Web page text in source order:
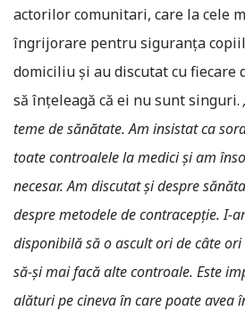
actorilor comunitari, care la cele
îngrijorare pentru siguranța
domiciliu și au discutat cu fiecare
să înțeleagă că ei nu sunt singuri.
teme de sănătate. Am insistat ca
toate controalele la medici și am
necesar. Am discutat și despre
despre metodele de contracepție. I-
disponibilă să o ascult ori de câte
să-și mai facă alte controale. Este
alături pe cineva în care poate avea